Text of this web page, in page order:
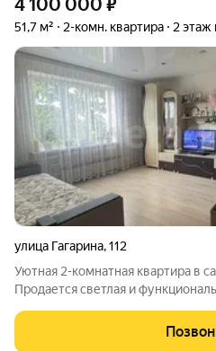
4 100 000 ₽
51,7 м² 2-комн. квартира 2 этаж
улица Гагарина,112
Уютная 2-комнатная квартира в
Продается светлая и
Идеальный выбор для семьи или
готовую городскую